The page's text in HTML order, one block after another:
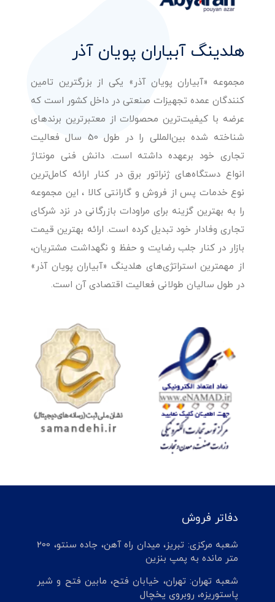
هلدینگ آبیاران پویان آذر
مجموعه «آبیاران پویان آذر» یکی از بزرگترین تامین
کنندگان عمده تجهیزات صنعتی در داخل کشور است که
عرضه با کیفیت‌ترین محصولات از معتبرترین برندهای
شناخته شده بین‌المللی را در طول 50 سال فعالیت
تجاری خود برعهده داشته است. دانش فنی مونتاژ
انواع دستگاه‌های ژنراتور برق در کنار ارائه کامل‌ترین
نوع خدمات پس از فروش و گارانتی کالا ، این مجموعه
را به بهترین گزینه برای مراودات بازرگانی در نزد شرکای
تجاری وفادار خود تبدیل کرده است. ارائه بهترین قیمت
بازار در کنار جلب رضایت و حفظ و نگهداشت مشتریان،
از مهمترین استراتژی‌های هلدینگ «آبیاران پویان آذر»
در طول سالیان طولانی فعالیت اقتصادی آن است.
دفاتر فروش
شعبه مرکزی: تبریز، میدان راه آهن، جاده سنتو، 200
متر مانده به پمپ بنزین
شعبه تهران: تهران، خیابان فتح، مابین فتح و شیر
پاستوریزه، روبروی یخچال